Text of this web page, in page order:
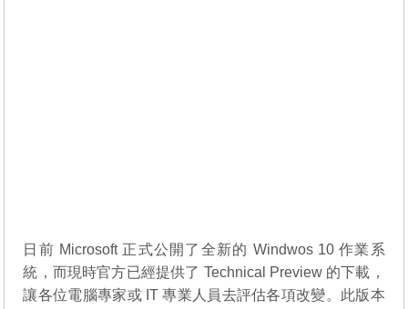
日前 Microsoft 正式公開了全新的 Windwos 10 作業系
統，而現時官方已經提供了 Technical Preview 的下載，
讓各位電腦專家或 IT 專業人員去評估各項改變。此版本